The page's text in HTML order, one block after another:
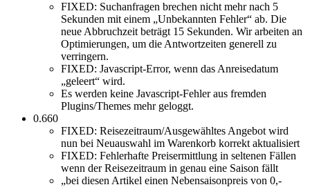
FIXED: Suchanfragen brechen nicht mehr nach 5
Sekunden mit einem „Unbekannten Fehler“ ab. Die
neue Abbruchzeit beträgt 15 Sekunden. Wir arbeiten an
Optimierungen, um die Antwortzeiten generell zu
verringern.
FIXED: Javascript-Error, wenn das Anreisedatum
„geleert“ wird.
Es werden keine Javascript-Fehler aus fremden
Plugins/Themes mehr geloggt.
0.660
FIXED: Reisezeitraum/Ausgewähltes Angebot wird
nun bei Neuauswahl im Warenkorb korrekt aktualisiert
FIXED: Fehlerhafte Preisermittlung in seltenen Fällen
wenn der Reisezeitraum in genau eine Saison fällt
„bei diesen Artikel einen Nebensaisonpreis von 0,-